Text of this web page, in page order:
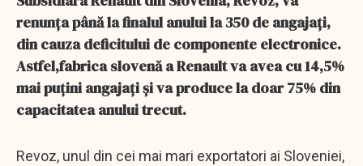
renunţa până la finalul anului la 350 de angajaţi,
din cauza deficitului de componente electronice.
Astfel,fabrica slovenă a Renault va avea cu 14,5%
mai puțini angajați și va produce la doar 75% din
capacitatea anului trecut.
Revoz, unul din cei mai mari exportatori ai Sloveniei,